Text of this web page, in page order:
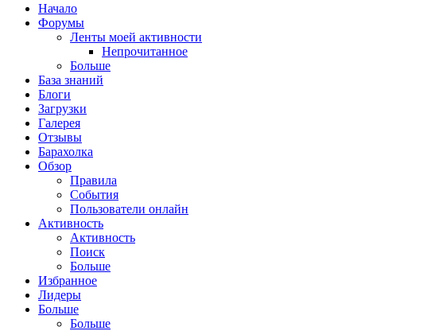
Начало
Форумы
Ленты моей активности
Непрочитанное
Больше
База знаний
Блоги
Загрузки
Галерея
Отзывы
Барахолка
Обзор
Правила
События
Пользователи онлайн
Активность
Активность
Поиск
Больше
Избранное
Лидеры
Больше
Больше